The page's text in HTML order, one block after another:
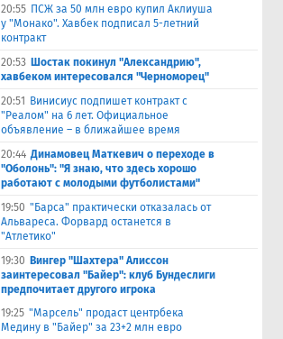
20:55 ПСЖ за 50 млн евро купил Аклиуша
у "Монако". Хавбек подписал 5-летний
контракт
20:53 Шостак покинул "Александрию",
хавбеком интересовался "Черноморец"
20:51
Винисиус подпишет контракт с
"Реалом" на 6 лет. Официальное
объявление – в ближайшее время
20:44 Динамовец Маткевич о переходе в
"Оболонь": "Я знаю, что здесь хорошо
работают с молодыми футболистами"
19:50 "Барса" практически отказалась от
Альвареса. Форвард останется в
"Атлетико"
19:30 Вингер "Шахтера" Алиссон
заинтересовал "Байер": клуб Бундеслиги
предпочитает другого игрока
19:25 "Марсель" продаст центрбека
Медину в "Байер" за 23+2 млн евро